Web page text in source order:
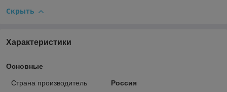
Скрыть
Характеристики
Основные
Страна производитель
Россия